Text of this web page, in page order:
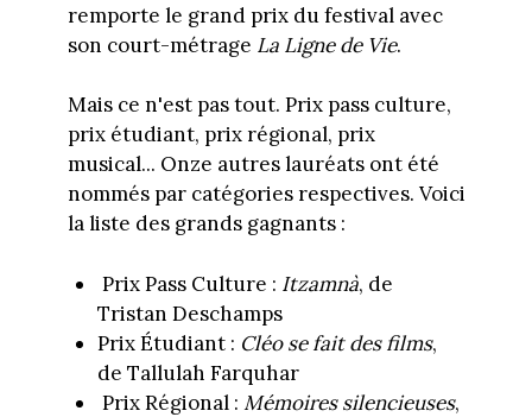
remporte le grand prix du festival avec
son court-métrage La Ligne de Vie.
Mais ce n'est pas tout. Prix pass culture,
prix étudiant, prix régional, prix
musical... Onze autres lauréats ont été
nommés par catégories respectives. Voici
la liste des grands gagnants :
Prix Pass Culture : Itzamnà, de
Tristan Deschamps
Prix Étudiant : Cléo se fait des films,
de Tallulah Farquhar
Prix Régional : Mémoires silencieuses,